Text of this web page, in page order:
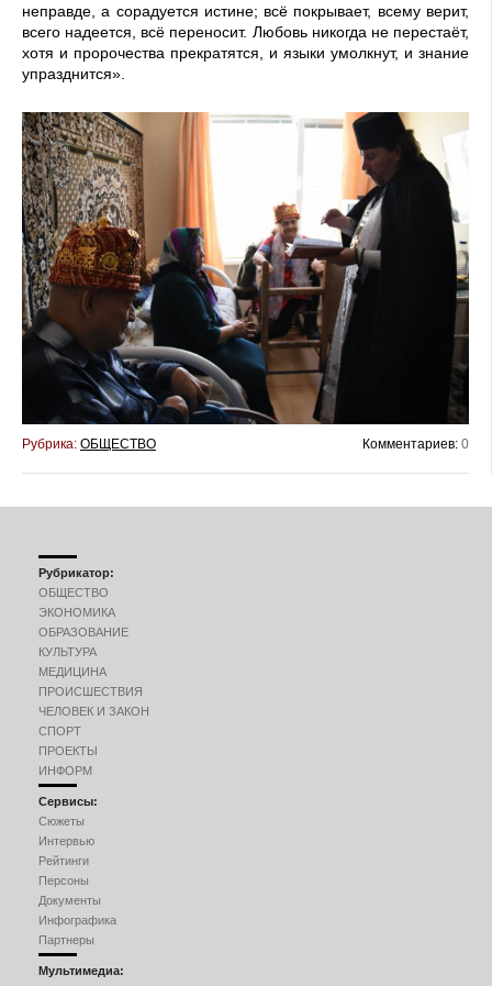
неправде, а сорадуется истине; всё покрывает, всему верит,
всего надеется, всё переносит. Любовь никогда не перестаёт,
хотя и пророчества прекратятся, и языки умолкнут, и знание
упразднится».
Рубрика: ОБЩЕСТВО Комментариев: 0
Рубрикатор:
ОБЩЕСТВО
ЭКОНОМИКА
ОБРАЗОВАНИЕ
КУЛЬТУРА
МЕДИЦИНА
ПРОИСШЕСТВИЯ
ЧЕЛОВЕК И ЗАКОН
СПОРТ
ПРОЕКТЫ
ИНФОРМ
Сервисы:
Сюжеты
Интервью
Рейтинги
Персоны
Документы
Инфографика
Партнеры
Мультимедиа: